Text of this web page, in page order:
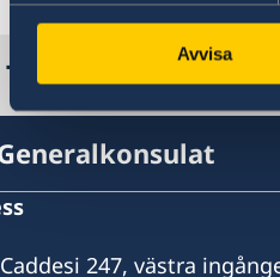
Avvisa
Turkiet
247, västra